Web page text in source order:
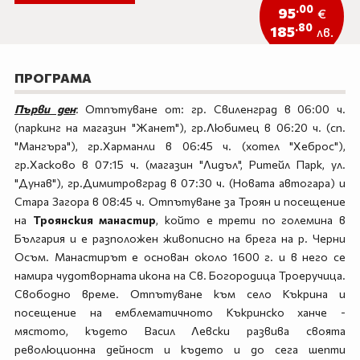
95.00 €
185.80 лв.
ПРОГРАМА
Първи ден: Отпътуване от: гр. Свиленград в 06:00 ч.
(паркинг на магазин "Жанет"), гр.Любимец в 06:20 ч. (сп.
"Мангъра"), гр.Харманли в 06:45 ч. (хотел "Хеброс"),
гр.Хасково в 07:15 ч. (магазин "Лидъл", Ритейл Парк, ул.
"Дунав"), гр.Димитровград в 07:30 ч. (Новата автогара) и
Стара Загора в 08:45 ч. Отпътуване за Троян и посещение
на Троянския манастир, който е трети по големина в
България и е разположен живописно на брега на р. Черни
Осъм. Манастирът е основан около 1600 г. и в него се
намира чудотворната икона на Св. Богородица Троеручица.
Свободно време. Отпътуване към село Къкрина и
посещение на емблематичното Къкринско ханче -
мястото, където Васил Левски развива своята
революционна дейност и където и до сега шепти